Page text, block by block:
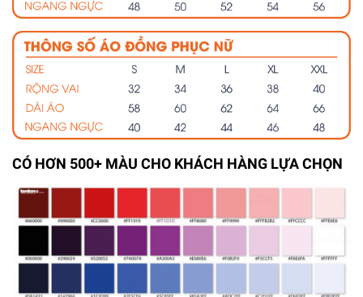
CÓ HƠN 500+ MÀU CHO KHÁCH HÀNG LỰA CHỌN